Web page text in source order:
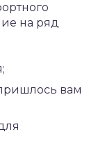
на ряд
вам